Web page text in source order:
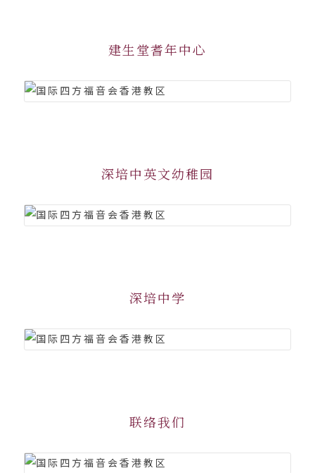
建生堂耆年中心
深培中英文幼稚园
深培中学
联络我们